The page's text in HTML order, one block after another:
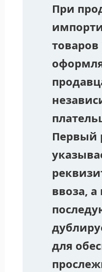
При
Первый
ввоза,
для